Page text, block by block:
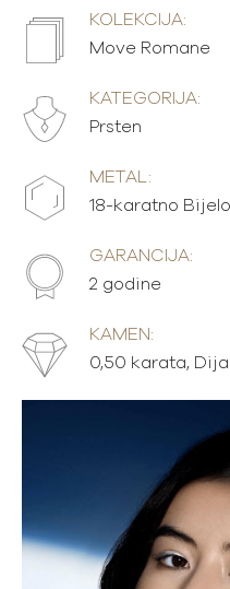
KOLEKCIJA:
Move Romane
KATEGORIJA:
Prsten
METAL:
18-karatno
GARANCIJA:
2 godine
KAMEN:
0,50 karata,